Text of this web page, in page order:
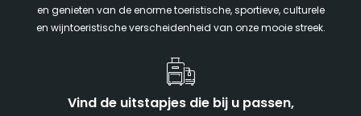
en genieten van de enorme toeristische, sportieve, culturele
en wijntoeristische verscheidenheid van onze mooie streek.
Vind de uitstapjes die bij u passen,